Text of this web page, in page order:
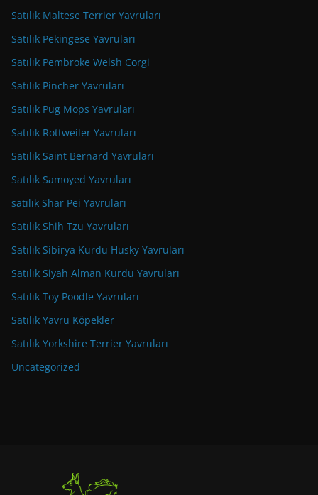
Satılık Maltese Terrier Yavruları
Satılık Pekingese Yavruları
Satılık Pembroke Welsh Corgi
Satılık Pincher Yavruları
Satılık Pug Mops Yavruları
Satılık Rottweiler Yavruları
Satılık Saint Bernard Yavruları
Satılık Samoyed Yavruları
satılık Shar Pei Yavruları
Satılık Shih Tzu Yavruları
Satılık Sibirya Kurdu Husky Yavruları
Satılık Siyah Alman Kurdu Yavruları
Satılık Toy Poodle Yavruları
Satılık Yavru Köpekler
Satılık Yorkshire Terrier Yavruları
Uncategorized